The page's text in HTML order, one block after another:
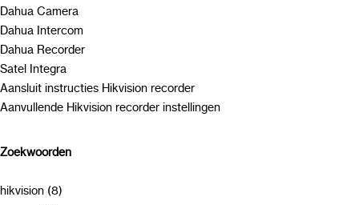
Dahua Camera
Dahua Intercom
Dahua Recorder
Satel Integra
Aansluit instructies Hikvision recorder
Aanvullende Hikvision recorder instellingen
Zoekwoorden
hikvision (8)